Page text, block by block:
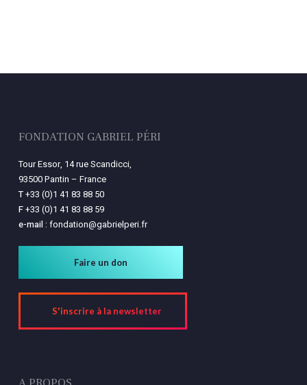
FONDATION GABRIEL PÉRI
Tour Essor, 14 rue Scandicci,
93500 Pantin – France
T+33 (0)1 41 83 88 50
F+33 (0)1 41 83 88 59
e-mail : fondation@gabrielperi.fr
Faire un don
S'inscrire à la newsletter